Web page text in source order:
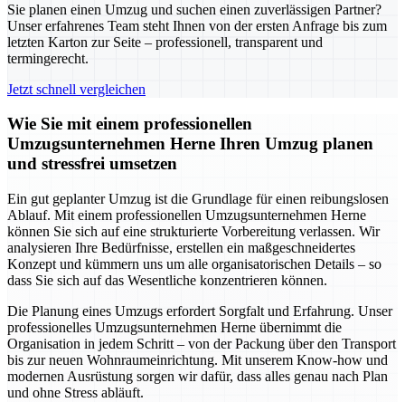
Sie planen einen Umzug und suchen einen zuverlässigen Partner?
Unser erfahrenes Team steht Ihnen von der ersten Anfrage bis zum
letzten Karton zur Seite – professionell, transparent und
termingerecht.
Jetzt schnell vergleichen
Wie Sie mit einem professionellen
Umzugsunternehmen Herne Ihren Umzug planen
und stressfrei umsetzen
Ein gut geplanter Umzug ist die Grundlage für einen reibungslosen
Ablauf. Mit einem professionellen Umzugsunternehmen Herne
können Sie sich auf eine strukturierte Vorbereitung verlassen. Wir
analysieren Ihre Bedürfnisse, erstellen ein maßgeschneidertes
Konzept und kümmern uns um alle organisatorischen Details – so
dass Sie sich auf das Wesentliche konzentrieren können.
Die Planung eines Umzugs erfordert Sorgfalt und Erfahrung. Unser
professionelles Umzugsunternehmen Herne übernimmt die
Organisation in jedem Schritt – von der Packung über den Transport
bis zur neuen Wohnraumeinrichtung. Mit unserem Know-how und
modernen Ausrüstung sorgen wir dafür, dass alles genau nach Plan
und ohne Stress abläuft.